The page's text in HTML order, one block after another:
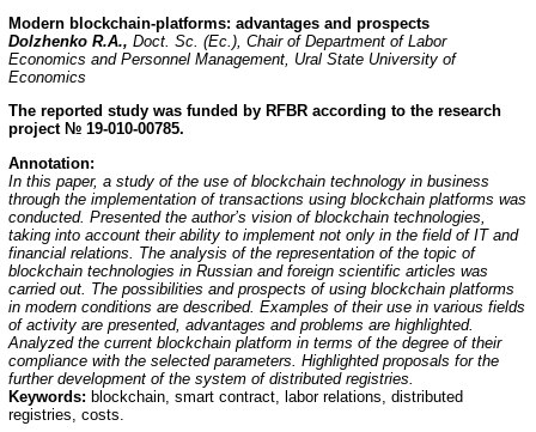
Modern blockchain-platforms: advantages and prospects
Dolzhenko R.A., Doct. Sc. (Ec.), Chair of Department of Labor
Economics and Personnel Management, Ural State University of
Economics
The reported study was funded by RFBR according to the research
project № 19-010-00785.
Annotation:
In this paper, a study of the use of blockchain technology in business
through the implementation of transactions using blockchain platforms was
conducted. Presented the author’s vision of blockchain technologies,
taking into account their ability to implement not only in the field of IT and
financial relations. The analysis of the representation of the topic of
blockchain technologies in Russian and foreign scientific articles was
carried out. The possibilities and prospects of using blockchain platforms
in modern conditions are described. Examples of their use in various fields
of activity are presented, advantages and problems are highlighted.
Analyzed the current blockchain platform in terms of the degree of their
compliance with the selected parameters. Highlighted proposals for the
further development of the system of distributed registries.
Keywords: blockchain, smart contract, labor relations, distributed
registries, costs.